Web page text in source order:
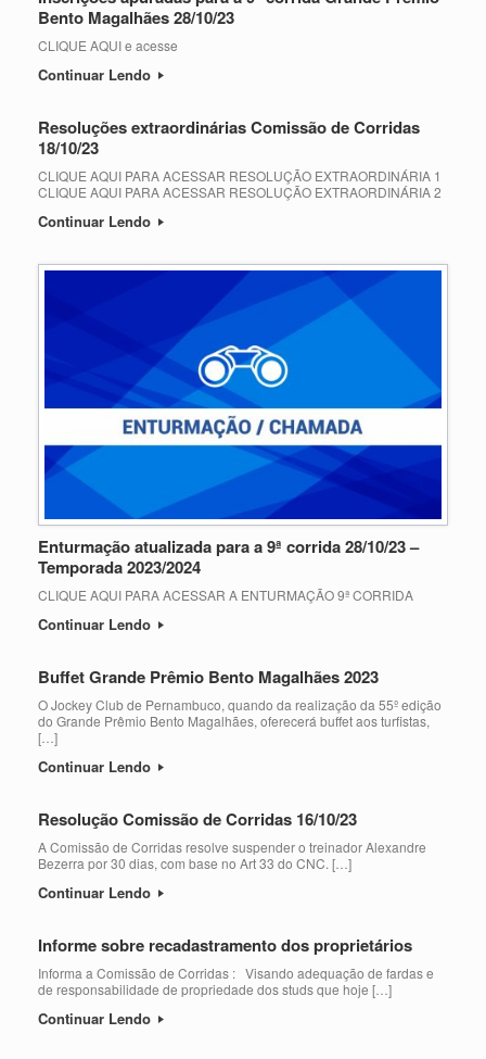
Bento Magalhães 28/10/23
CLIQUE AQUI e acesse
Continuar Lendo
Resoluções extraordinárias Comissão de Corridas
18/10/23
CLIQUE AQUI PARA ACESSAR RESOLUÇÃO EXTRAORDINÁRIA 1
CLIQUE AQUI PARA ACESSAR RESOLUÇÃO EXTRAORDINÁRIA 2
Continuar Lendo
Enturmação atualizada para a 9ª corrida 28/10/23 –
Temporada 2023/2024
CLIQUE AQUI PARA ACESSAR A ENTURMAÇÃO 9ª CORRIDA
Continuar Lendo
Buffet Grande Prêmio Bento Magalhães 2023
O Jockey Club de Pernambuco, quando da realização da 55º edição
do Grande Prêmio Bento Magalhães, oferecerá buffet aos turfistas,
[…]
Continuar Lendo
Resolução Comissão de Corridas 16/10/23
A Comissão de Corridas resolve suspender o treinador Alexandre
Bezerra por 30 dias, com base no Art 33 do CNC. […]
Continuar Lendo
Informe sobre recadastramento dos proprietários
Informa a Comissão de Corridas : Visando adequação de fardas e
de responsabilidade de propriedade dos studs que hoje […]
Continuar Lendo